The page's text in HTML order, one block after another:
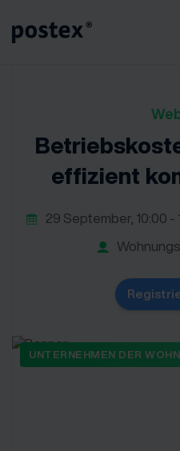
effizient
29 September, 10:00 -
UNTERNEHMEN DER